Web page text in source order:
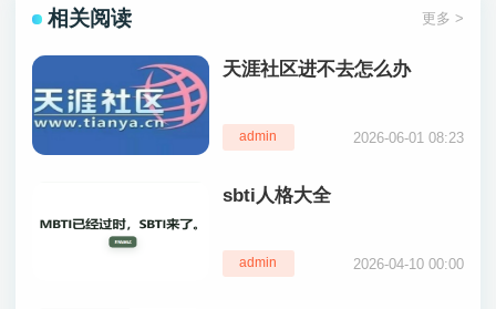
相关阅读 更多 >
天涯社区进不去怎么办
admin 2026-06-01 08:23
sbti人格大全
admin 2026-04-10 00:00